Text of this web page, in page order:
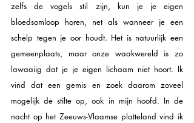
zelfs de vogels stil zijn, kun je je eigen
bloedsomloop horen, net als wanneer je een
schelp tegen je oor houdt. Het is natuurlijk een
gemeenplaats, maar onze waakwereld is zo
lawaaiig dat je je eigen lichaam niet hoort. Ik
vind dat een gemis en zoek daarom zoveel
mogelijk de stilte op, ook in mijn hoofd. In de
nacht op het Zeeuws-Vlaamse platteland vind ik